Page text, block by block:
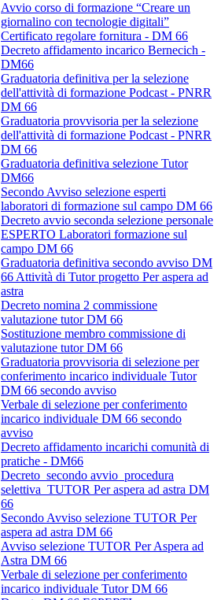
Avvio corso di formazione “Creare un
giornalino con tecnologie digitali”
Certificato regolare fornitura - DM 66
Decreto affidamento incarico Bernecich -
DM66
Graduatoria definitiva per la selezione
dell'attività di formazione Podcast - PNRR
DM 66
Graduatoria provvisoria per la selezione
dell'attività di formazione Podcast - PNRR
DM 66
Graduatoria definitiva selezione Tutor
DM66
Secondo Avviso selezione esperti
laboratori di formazione sul campo DM 66
Decreto avvio seconda selezione personale
ESPERTO Laboratori formazione sul
campo DM 66
Graduatoria definitiva secondo avviso DM
66 Attività di Tutor progetto Per aspera ad
astra
Decreto nomina 2 commissione
valutazione tutor DM 66
Sostituzione membro commissione di
valutazione tutor DM 66
Graduatoria provvisoria di selezione per
conferimento incarico individuale Tutor
DM 66 secondo avviso
Verbale di selezione per conferimento
incarico individuale DM 66 secondo
avviso
Decreto affidamento incarichi comunità di
pratiche - DM66
Decreto_secondo avvio_procedura
selettiva_TUTOR Per aspera ad astra DM
66
Secondo Avviso selezione TUTOR Per
aspera ad astra DM 66
Avviso selezione TUTOR Per Aspera ad
Astra DM 66
Verbale di selezione per conferimento
incarico individuale Tutor DM 66